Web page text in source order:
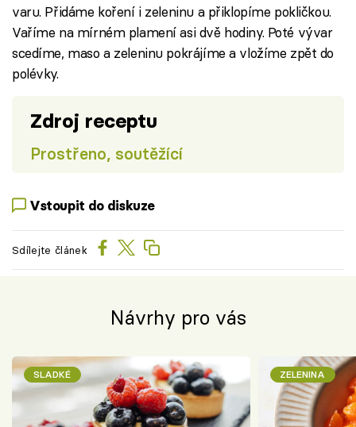
varu. Přidáme koření i zeleninu a přiklopíme pokličkou.
Vaříme na mírném plamení asi dvě hodiny. Poté vývar
scedíme, maso a zeleninu pokrájíme a vložíme zpět do
polévky.
Zdroj receptu
Prostřeno, soutěžící
Vstoupit do diskuze
Sdílejte článek
Návrhy pro vás
SLADKÉ ZELENINA